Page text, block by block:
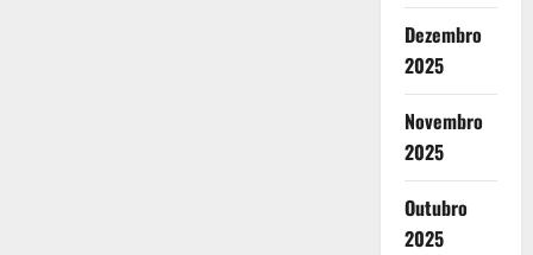
Dezembro
2025
Novembro
2025
Outubro
2025